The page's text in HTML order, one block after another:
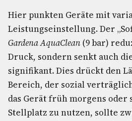
Hier punkten Geräte mit
Leistungseinstellung. Der
Gardena AquaClean (9 bar)
Druck, sondern senkt auch
signifikant. Dies drückt den
Bereich, der sozial
das Gerät früh morgens oder
Stellplatz zu nutzen, sollte